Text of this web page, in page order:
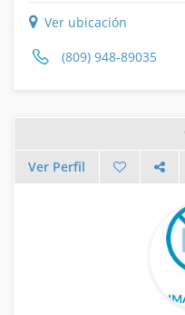
Ver ubicación
(809) 948-89035
Ver Perfil